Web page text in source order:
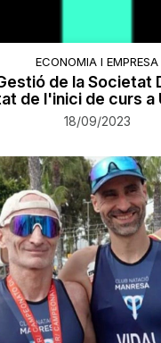
ECONOMIA I EMPRESA
de la Societat
de l'inici de curs a
18/09/2023